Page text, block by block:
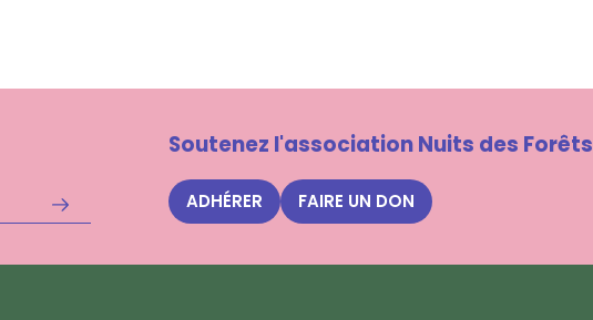
S'inscrire
la
Soutenez l'association Nuits des Forêts
ADHÉRER FAIRE UN DON